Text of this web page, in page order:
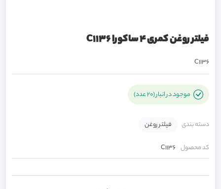
فیلتر روغن کمری 4 ساکورا C1136
C1136
موجود در انبار (20 عدد)
دسته بندی فیلتر روغن
کد محصول C1136